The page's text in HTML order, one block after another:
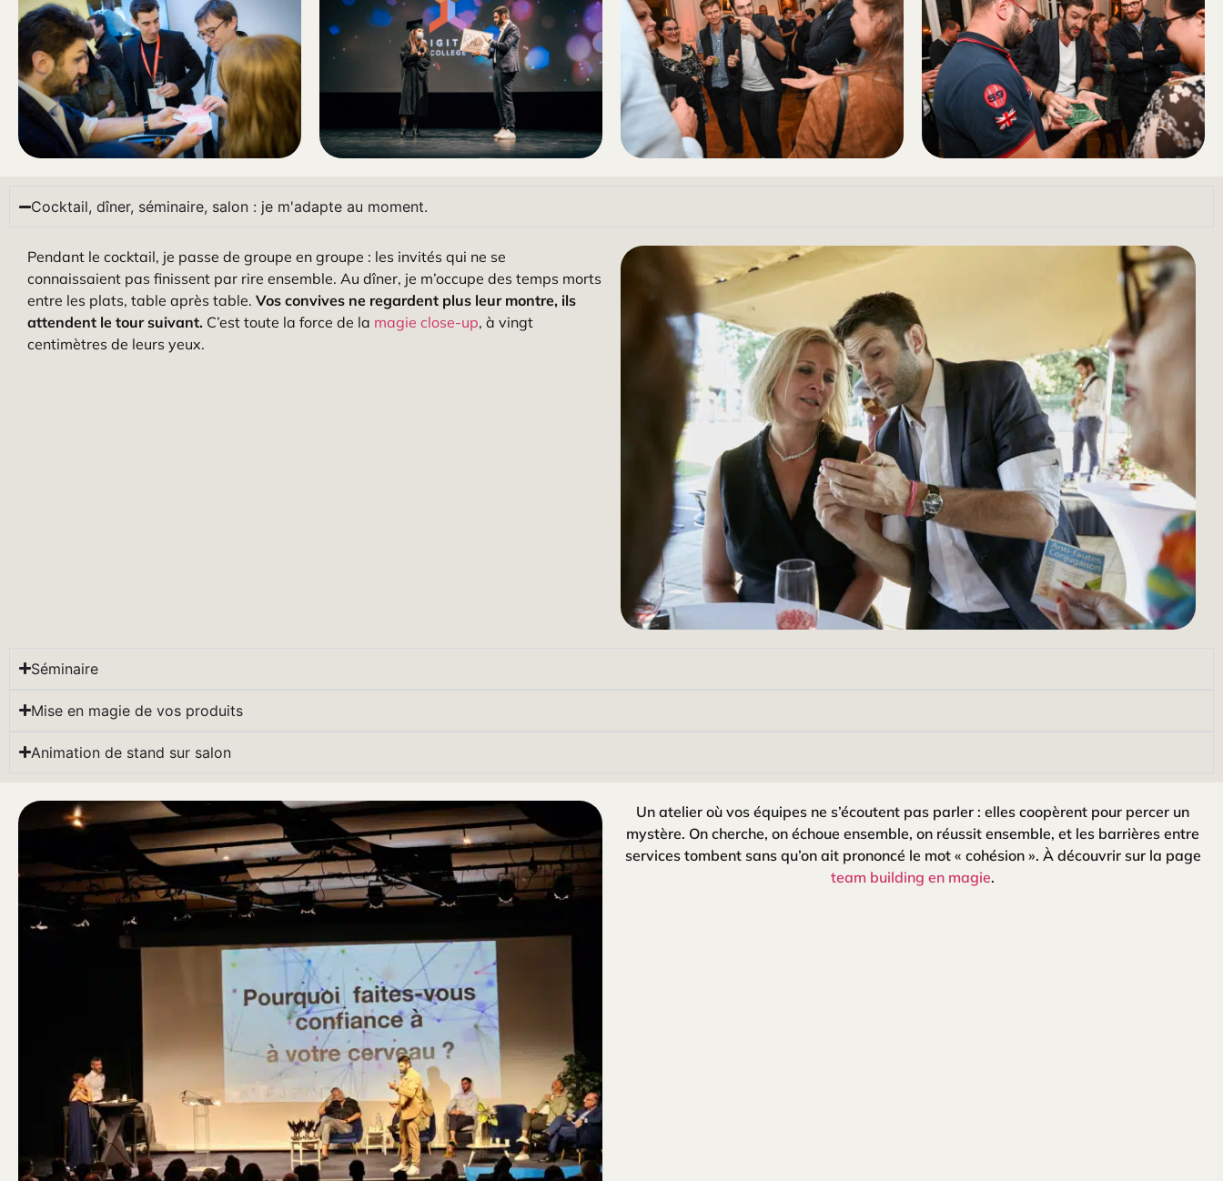
Cocktail, dîner, séminaire, salon : je m'adapte au moment.
Pendant le cocktail, je passe de groupe en groupe : les invités qui ne se
connaissaient pas finissent par rire ensemble. Au dîner, je m’occupe des temps morts
entre les plats, table après table. Vos convives ne regardent plus leur montre, ils
attendent le tour suivant. C’est toute la force de la magie close-up, à vingt
centimètres de leurs yeux.
Séminaire
Mise en magie de vos produits
Animation de stand sur salon
Un atelier où vos équipes ne s’écoutent pas parler : elles coopèrent pour percer un
mystère. On cherche, on échoue ensemble, on réussit ensemble, et les barrières entre
services tombent sans qu’on ait prononcé le mot « cohésion ». À découvrir sur la page
team building en magie.